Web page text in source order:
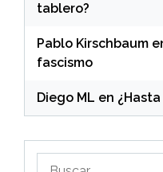
tablero?
Pablo Kirschbaum
fascismo
Diego ML en